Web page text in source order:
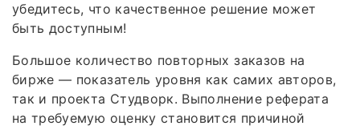
убедитесь, что качественное решение может
быть доступным!
Большое количество повторных заказов на
бирже — показатель уровня как самих авторов,
так и проекта Студворк. Выполнение реферата
на требуемую оценку становится причиной